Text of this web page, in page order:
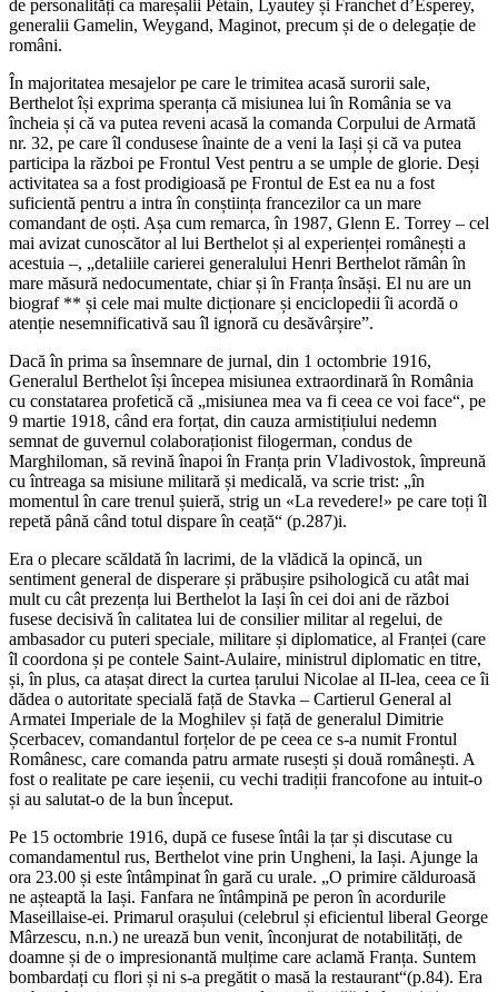
de personalități ca mareșalii Pétain, Lyautey și Franchet d’Esperey,
generalii Gamelin, Weygand, Maginot, precum și de o delegație de
români.
În majoritatea mesajelor pe care le trimitea acasă surorii sale,
Berthelot își exprima speranța că misiunea lui în România se va
încheia și că va putea reveni acasă la comanda Corpului de Armată
nr. 32, pe care îl condusese înainte de a veni la Iași și că va putea
participa la război pe Frontul Vest pentru a se umple de glorie. Deși
activitatea sa a fost prodigioasă pe Frontul de Est ea nu a fost
suficientă pentru a intra în conștiința francezilor ca un mare
comandant de oști. Așa cum remarca, în 1987, Glenn E. Torrey – cel
mai avizat cunoscător al lui Berthelot și al experienței românești a
acestuia –, „detaliile carierei generalului Henri Berthelot rămân în
mare măsură nedocumentate, chiar și în Franța însăși. El nu are un
biograf ** și cele mai multe dicționare și enciclopedii îi acordă o
atenție nesemnificativă sau îl ignoră cu desăvârșire”.
Dacă în prima sa însemnare de jurnal, din 1 octombrie 1916,
Generalul Berthelot își începea misiunea extraordinară în România
cu constatarea profetică că „misiunea mea va fi ceea ce voi face“, pe
9 martie 1918, când era forțat, din cauza armistițiului nedemn
semnat de guvernul colaboraționist filogerman, condus de
Marghiloman, să revină înapoi în Franța prin Vladivostok, împreună
cu întreaga sa misiune militară și medicală, va scrie trist: „în
momentul în care trenul șuieră, strig un «La revedere!» pe care toți îl
repetă până când totul dispare în ceață“ (p.287)i.
Era o plecare scăldată în lacrimi, de la vlădică la opincă, un
sentiment general de disperare și prăbușire psihologică cu atât mai
mult cu cât prezența lui Berthelot la Iași în cei doi ani de război
fusese decisivă în calitatea lui de consilier militar al regelui, de
ambasador cu puteri speciale, militare și diplomatice, al Franței (care
îl coordona și pe contele Saint-Aulaire, ministrul diplomatic en titre,
și, în plus, ca atașat direct la curtea țarului Nicolae al II-lea, ceea ce îi
dădea o autoritate specială față de Stavka – Cartierul General al
Armatei Imperiale de la Moghilev și față de generalul Dimitrie
Șcerbacev, comandantul forțelor de pe ceea ce s-a numit Frontul
Românesc, care comanda patru armate rusești și două românești. A
fost o realitate pe care ieșenii, cu vechi tradiții francofone au intuit-o
și au salutat-o de la bun început.
Pe 15 octombrie 1916, după ce fusese întâi la țar și discutase cu
comandamentul rus, Berthelot vine prin Ungheni, la Iași. Ajunge la
ora 23.00 și este întâmpinat în gară cu urale. „O primire călduroasă
ne așteaptă la Iași. Fanfara ne întâmpină pe peron în acordurile
Maseillaise-ei. Primarul orașului (celebrul și eficientul liberal George
Mârzescu, n.n.) ne urează bun venit, înconjurat de notabilități, de
doamne și de o impresionantă mulțime care aclamă Franța. Suntem
bombardați cu flori și ni s-a pregătit o masă la restaurant“(p.84). Era